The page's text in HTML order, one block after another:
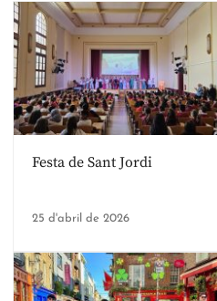
Festa de Sant Jordi
25 d'abril de 2026